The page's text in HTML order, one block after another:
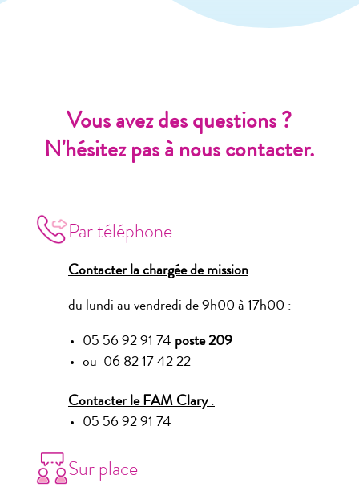
Vous avez des questions ?
N'hésitez pas à nous contacter.
Par téléphone
Contacter la chargée de mission
du lundi au vendredi de 9h00 à 17h00 :
05 56 92 91 74 poste 209
ou 06 82 17 42 22
Contacter le FAM Clary:
05 56 92 91 74
Sur place